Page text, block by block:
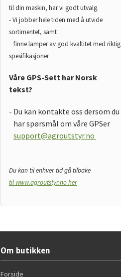
til din maskin, har vi godt utvalg.
- Vi jobber hele tiden med å utvide
sortimentet, samt
finne lamper av god kvaltitet med riktig
spesifikasjoner
Våre GPS-Sett har Norsk
tekst?
- Du kan kontakte oss dersom du
har spørsmål om våre GPSer
support@agroutstyr.no
Du kan til enhver tid gå tilbake
til www.agroutstyr.no her
Om butikken
Forside